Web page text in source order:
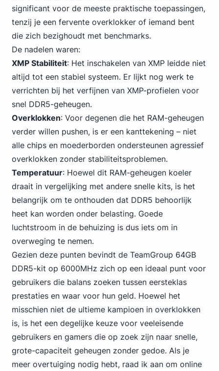
significant voor de meeste praktische toepassingen,
tenzij je een fervente overklokker of iemand bent
die zich bezighoudt met benchmarks.
De nadelen waren:
XMP Stabiliteit: Het inschakelen van XMP leidde niet
altijd tot een stabiel systeem. Er lijkt nog werk te
verrichten bij het verfijnen van XMP-profielen voor
snel DDR5-geheugen.
Overklokken: Voor degenen die het RAM-geheugen
verder willen pushen, is er een kanttekening – niet
alle chips en moederborden ondersteunen agressief
overklokken zonder stabiliteitsproblemen.
Temperatuur: Hoewel dit RAM-geheugen koeler
draait in vergelijking met andere snelle kits, is het
belangrijk om te onthouden dat DDR5 behoorlijk
heet kan worden onder belasting. Goede
luchtstroom in de behuizing is dus iets om in
overweging te nemen.
Gezien deze punten bevindt de TeamGroup 64GB
DDR5-kit op 6000MHz zich op een ideaal punt voor
gebruikers die balans zoeken tussen eersteklas
prestaties en waar voor hun geld. Hoewel het
misschien niet de ultieme kampioen in overklokken
is, is het een degelijke keuze voor veeleisende
gebruikers en gamers die op zoek zijn naar snelle,
grote-capaciteit geheugen zonder gedoe. Als je
meer overtuiging nodig hebt, raad ik aan om online